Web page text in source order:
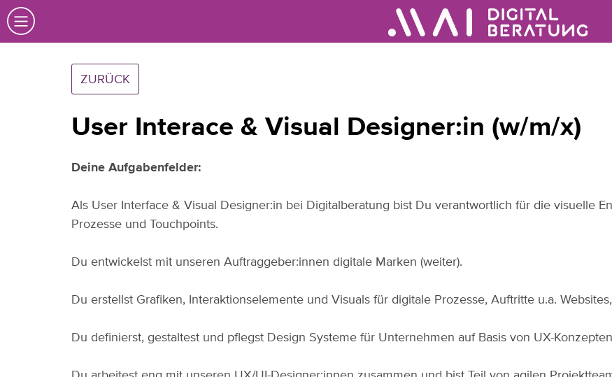
ZURÜCK
User Interace & Visual Designer:in (w/m/x)
Deine Aufgabenfelder:
Als User Interface & Visual Designer:in bei Digitalberatung bist Du verantwortlich für die visuelle
Prozesse und Touchpoints.
Du entwickelst mit unseren Auftraggeber:innen digitale Marken (weiter).
Du erstellst Grafiken, Interaktionselemente und Visuals für digitale Prozesse, Auftritte u.a.
Du definierst, gestaltest und pflegst Design Systeme für Unternehmen auf Basis von UX-Konzepten